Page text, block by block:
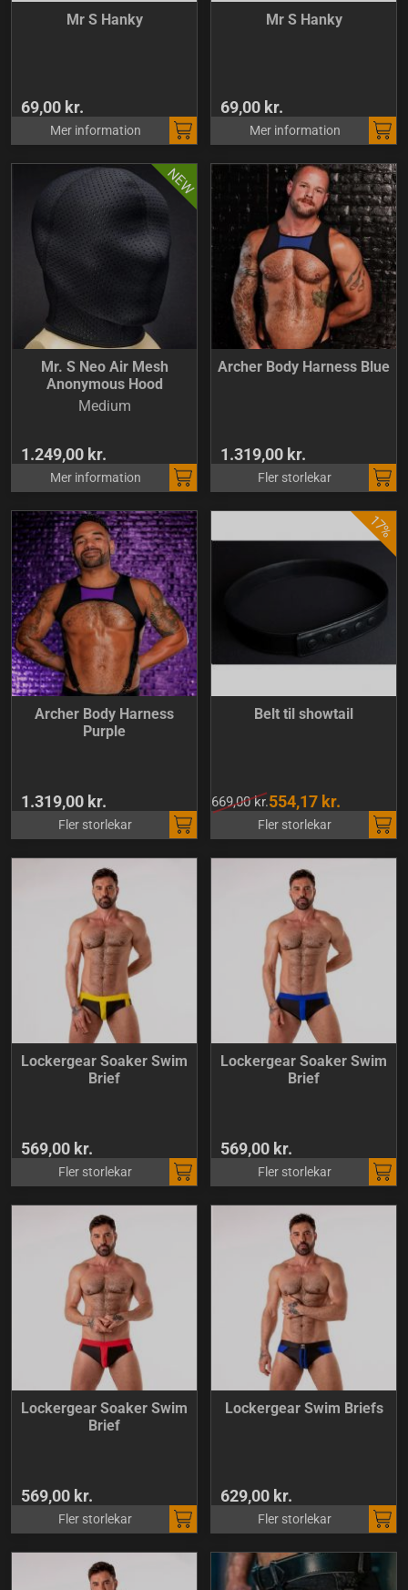
Mr S Hanky
69,00 kr.
Mer information
Mr S Hanky
69,00 kr.
Mer information
Mr. S Neo Air Mesh
Anonymous Hood
Medium
1.249,00 kr.
Mer information
Archer Body Harness Blue
1.319,00 kr.
Fler storlekar
Archer Body Harness
Purple
1.319,00 kr.
Fler storlekar
Belt til showtail
669,00 kr.554,17 kr.
Fler storlekar
Lockergear Soaker Swim
Brief
569,00 kr.
Fler storlekar
Lockergear Soaker Swim
Brief
569,00 kr.
Fler storlekar
Lockergear Soaker Swim
Brief
569,00 kr.
Fler storlekar
Lockergear Swim Briefs
629,00 kr.
Fler storlekar